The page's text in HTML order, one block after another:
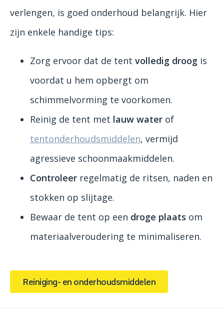
verlengen, is goed onderhoud belangrijk. Hier
zijn enkele handige tips:
Zorg ervoor dat de tent volledig droog is
voordat u hem opbergt om
schimmelvorming te voorkomen.
Reinig de tent met lauw water of
tentonderhoudsmiddelen, vermijd
agressieve schoonmaakmiddelen.
Controleer regelmatig de ritsen, naden en
stokken op slijtage.
Bewaar de tent op een droge plaats om
materiaalveroudering te minimaliseren.
Reiniging- en onderhoudsmiddelen